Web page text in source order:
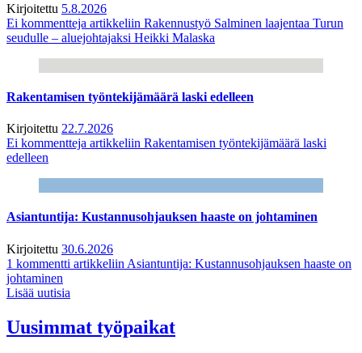
Kirjoitettu 5.8.2026
Ei kommentteja artikkeliin Rakennustyö Salminen laajentaa Turun
seudulle – aluejohtajaksi Heikki Malaska
Rakentamisen työntekijämäärä laski edelleen
Kirjoitettu 22.7.2026
Ei kommentteja artikkeliin Rakentamisen työntekijämäärä laski
edelleen
Asiantuntija: Kustannusohjauksen haaste on johtaminen
Kirjoitettu 30.6.2026
1 kommentti artikkeliin Asiantuntija: Kustannusohjauksen haaste on
johtaminen
Lisää uutisia
Uusimmat työpaikat